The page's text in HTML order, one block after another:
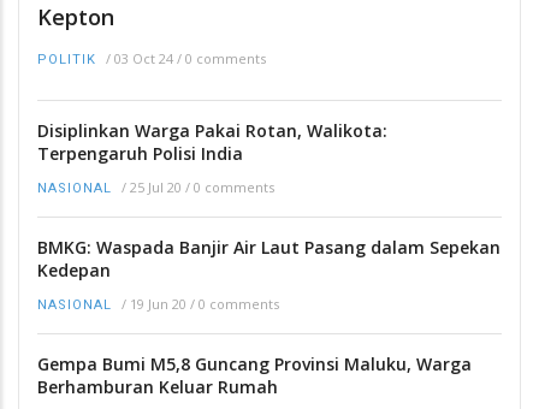
Kepton
POLITIK / 03 Oct 24 / 0 comments
Disiplinkan Warga Pakai Rotan, Walikota:
Terpengaruh Polisi India
NASIONAL / 25 Jul 20 / 0 comments
BMKG: Waspada Banjir Air Laut Pasang dalam Sepekan
Kedepan
NASIONAL / 19 Jun 20 / 0 comments
Gempa Bumi M5,8 Guncang Provinsi Maluku, Warga
Berhamburan Keluar Rumah